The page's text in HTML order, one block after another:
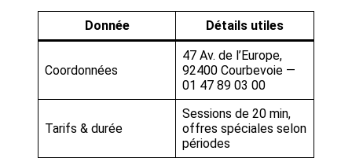
Donnée Détails utiles
Coordonnées
47 Av. de l’Europe,
92400 Courbevoie —
01 47 89 03 00
Tarifs & durée
Sessions de 20 min,
offres spéciales selon
périodes